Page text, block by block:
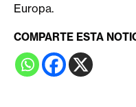
Europa.
COMPARTE ESTA